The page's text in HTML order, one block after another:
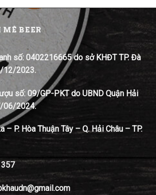
MÊ BEER
số: 0402216665 do sở KHĐT TP. Đà
12/2023.
số: 09/GP-PKT do UBND Quận Hải
06/2024.
– P. Hòa Thuận Tây – Q. Hải Châu – TP.